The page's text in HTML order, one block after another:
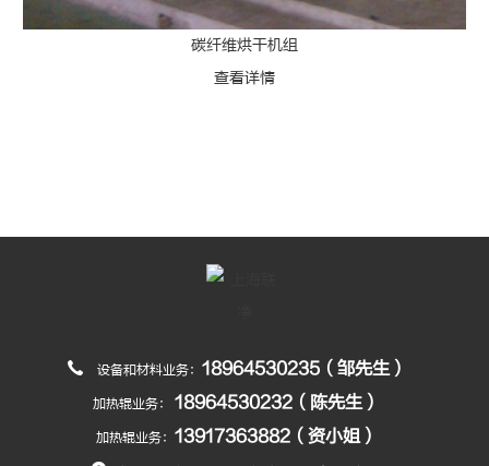
碳纤维烘干机组
查看详情
设备和材料业务： 18964530235（邹先生）
加热辊业务： 18964530232（陈先生）
加热辊业务： 13917363882（资小姐）